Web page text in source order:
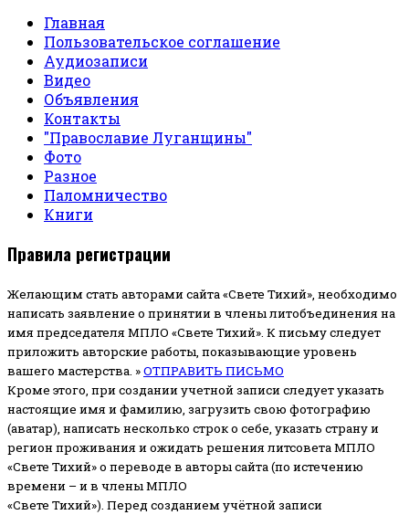
Главная
Пользовательское соглашение
Аудиозаписи
Видео
Объявления
Контакты
"Православие Луганщины"
Фото
Разное
Паломничество
Книги
Правила регистрации
Желающим стать авторами сайта «Свете Тихий», необходимо
написать заявление о принятии в члены литобъединения на
имя председателя МПЛО «Свете Тихий». К письму следует
приложить авторские работы, показывающие уровень
вашего мастерства. »ОТПРАВИТЬ ПИСЬМО
Кроме этого, при создании учетной записи следует указать
настоящие имя и фамилию, загрузить свою фотографию
(аватар), написать несколько строк о себе, указать страну и
регион проживания и ожидать решения литсовета МПЛО
«Свете Тихий» о переводе в авторы сайта (по истечению
времени – и в члены МПЛО
«Свете Тихий»). Перед созданием учётной записи